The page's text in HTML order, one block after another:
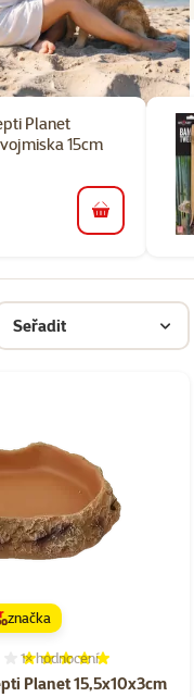
Planet
15cm
do košíku
Seřadit
Planet 15,5x10x3cm
Hodnocení 100%, počet
1×hodnocení
značka